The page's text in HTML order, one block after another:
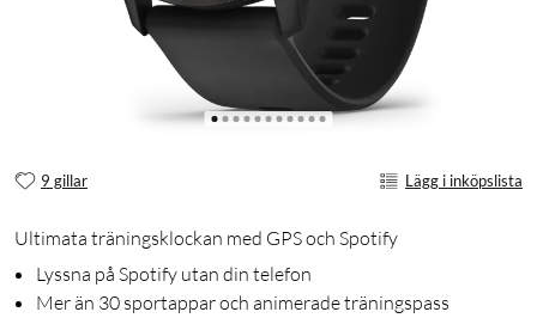
9 gillar Lägg i inköpslista
Ultimata träningsklockan med GPS och Spotify
Lyssna på Spotify utan din telefon
Mer än 30 sportappar och animerade träningspass